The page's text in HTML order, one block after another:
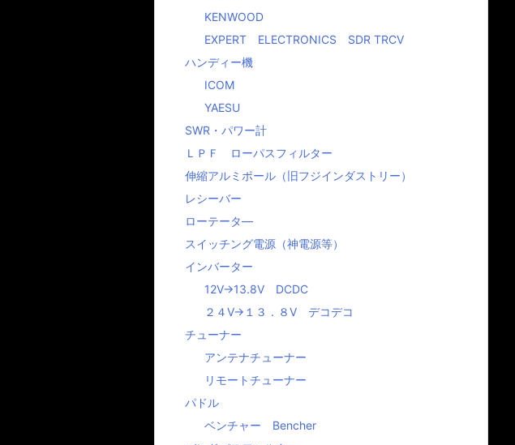
KENWOOD
EXPERT ELECTRONICS SDR TRCV
ハンディー機
ICOM
YAESU
SWR・パワー計
ＬＰＦ ローパスフィルター
伸縮アルミポール（旧フジインダストリー）
レシーバー
ローテータ―
スイッチング電源（神電源等）
インバーター
12V→13.8V DCDC
２４V→１３．８V デコデコ
チューナー
アンテナチューナー
リモートチューナー
パドル
ベンチャー Bencher